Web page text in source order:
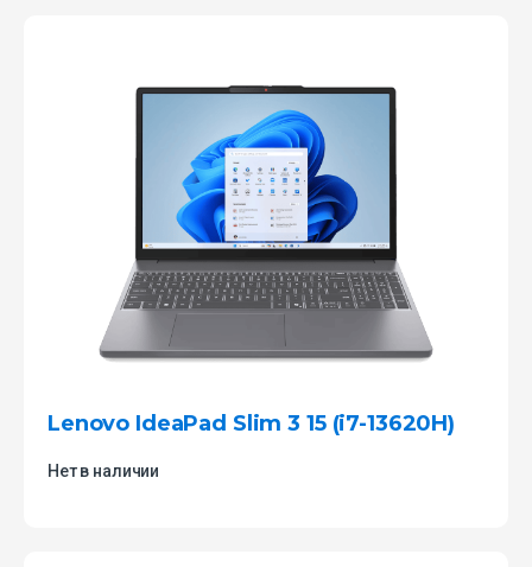
Lenovo IdeaPad Slim 3 15 (i7-13620H)
Нет в наличии